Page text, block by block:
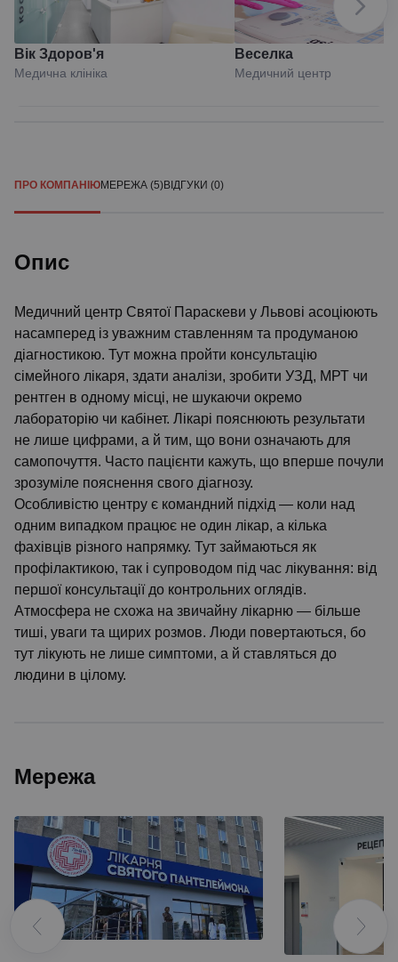
Вік Здоров'я
Медична клініка
Веселка
Медичний центр
ПРО КОМПАНІЮМЕРЕЖА (5)ВІДГУКИ (0)
Опис
Медичний центр Святої Параскеви у Львові асоціюють
насамперед із уважним ставленням та продуманою
діагностикою. Тут можна пройти консультацію
сімейного лікаря, здати аналізи, зробити УЗД, МРТ чи
рентген в одному місці, не шукаючи окремо
лабораторію чи кабінет. Лікарі пояснюють результати
не лише цифрами, а й тим, що вони означають для
самопочуття. Часто пацієнти кажуть, що вперше почули
зрозуміле пояснення свого діагнозу.
Особливістю центру є командний підхід — коли над
одним випадком працює не один лікар, а кілька
фахівців різного напрямку. Тут займаються як
профілактикою, так і супроводом під час лікування: від
першої консультації до контрольних оглядів.
Атмосфера не схожа на звичайну лікарню — більше
тиші, уваги та щирих розмов. Люди повертаються, бо
тут лікують не лише симптоми, а й ставляться до
людини в цілому.
Мережа